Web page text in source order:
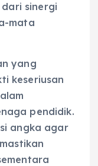
sinergi
mata
yang
keseriusan
pendidik.
angka agar